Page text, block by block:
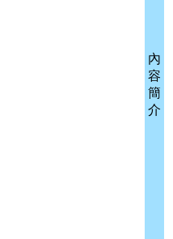
內
容
簡
介